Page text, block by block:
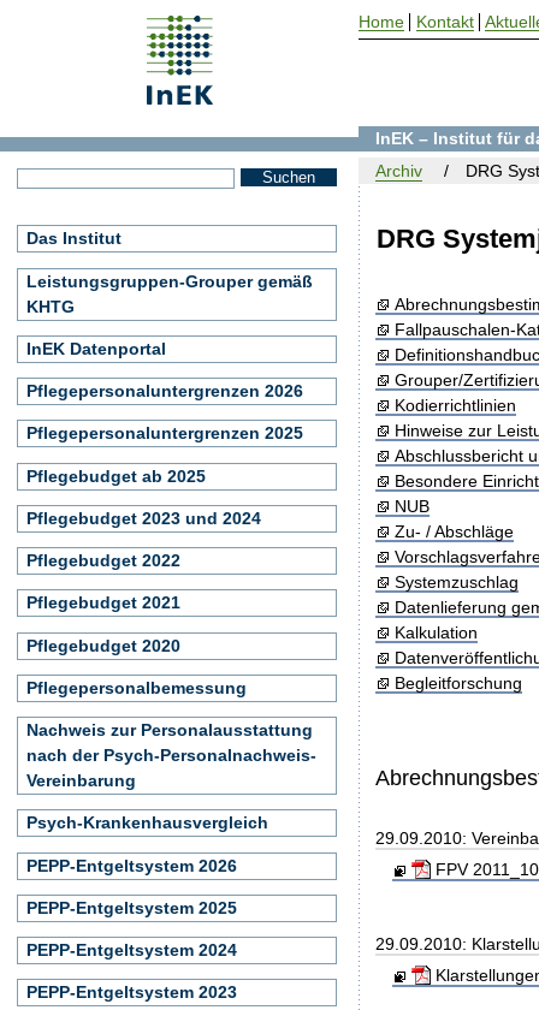
DRG
Fallpauschalen-
Grouper/
Kodierrichtlinien
Hinweise zur
Abschlussbericht
Besondere
NUB
Zu- / Abschläge
Systemzuschlag
Datenlieferung
Kalkulation
Begleitforschung
29.09.2010:
FPV
29.09.2010:
InEK – Institut für
Archiv
DRG
Das Institut
Leistungsgruppen-Grouper gemäß
KHTG
InEK Datenportal
Pflegepersonaluntergrenzen 2026
Pflegepersonaluntergrenzen 2025
Pflegebudget ab 2025
Pflegebudget 2023 und 2024
Pflegebudget 2022
Pflegebudget 2021
Pflegebudget 2020
Pflegepersonalbemessung
Nachweis zur Personalausstattung
nach der Psych-Personalnachweis-
Vereinbarung
Psych-Krankenhausvergleich
PEPP-Entgeltsystem 2026
PEPP-Entgeltsystem 2025
PEPP-Entgeltsystem 2024
PEPP-Entgeltsystem 2023
Home Kontakt